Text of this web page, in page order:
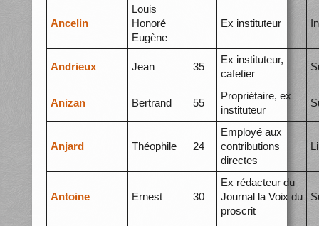
Ancelin
Louis
Honoré
Eugène
Ex instituteur
Andrieux Jean 35
Ex instituteur,
cafetier
Anizan Bertrand 55
Propriétaire, ex
instituteur
Anjard Théophile 24
Employé aux
contributions
directes
Antoine Ernest 30
Ex rédacteur du
Journal la Voix du
proscrit